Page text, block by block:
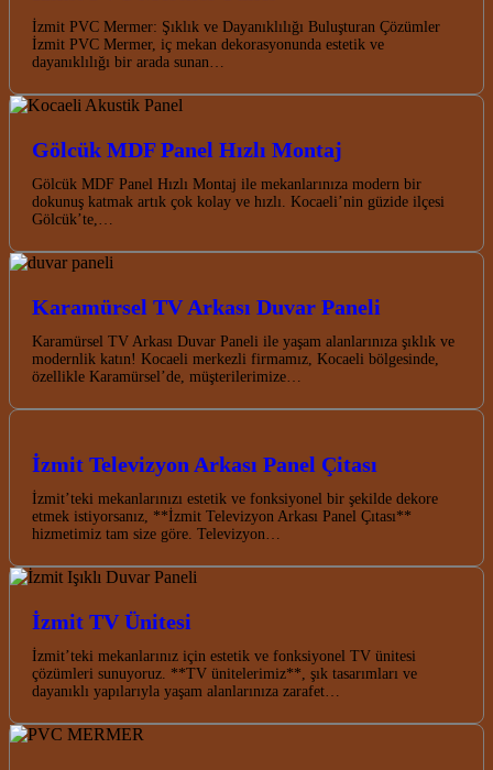
İzmit PVC Mermer: Şıklık ve Dayanıklılığı Buluşturan Çözümler
İzmit PVC Mermer, iç mekan dekorasyonunda estetik ve
dayanıklılığı bir arada sunan…
Gölcük MDF Panel Hızlı Montaj
Gölcük MDF Panel Hızlı Montaj ile mekanlarınıza modern bir
dokunuş katmak artık çok kolay ve hızlı. Kocaeli’nin güzide ilçesi
Gölcük’te,…
Karamürsel TV Arkası Duvar Paneli
Karamürsel TV Arkası Duvar Paneli ile yaşam alanlarınıza şıklık ve
modernlik katın! Kocaeli merkezli firmamız, Kocaeli bölgesinde,
özellikle Karamürsel’de, müşterilerimize…
İzmit Televizyon Arkası Panel Çitası
İzmit’teki mekanlarınızı estetik ve fonksiyonel bir şekilde dekore
etmek istiyorsanız, **İzmit Televizyon Arkası Panel Çıtası**
hizmetimiz tam size göre. Televizyon…
İzmit TV Ünitesi
İzmit’teki mekanlarınız için estetik ve fonksiyonel TV ünitesi
çözümleri sunuyoruz. **TV ünitelerimiz**, şık tasarımları ve
dayanıklı yapılarıyla yaşam alanlarınıza zarafet…